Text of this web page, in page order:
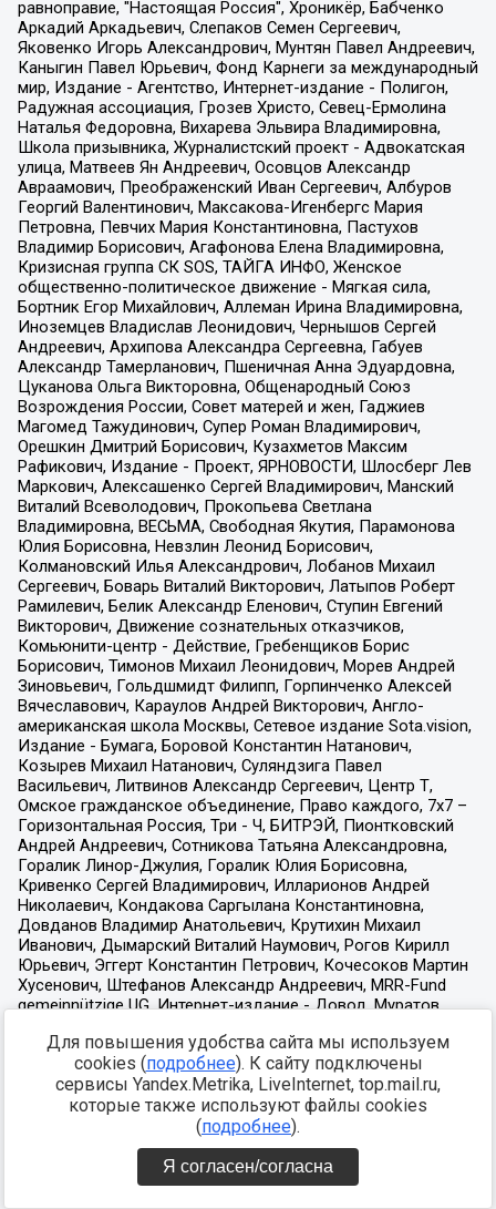
Для повышения удобства сайта мы используем
cookies (подробнее). К сайту подключены
сервисы Yandex.Metrika, LiveInternet, top.mail.ru,
которые также используют файлы cookies
(подробнее).
Я согласен/согласна